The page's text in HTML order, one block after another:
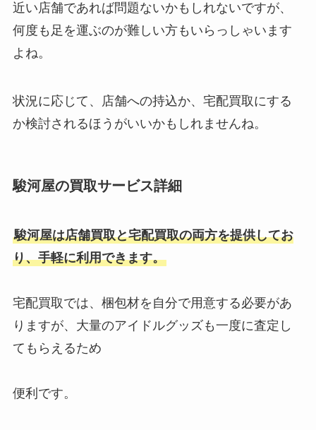
複して申し込めるかも調査
理由・不買運動まとめ！
ミからわかることは？安すぎると
言われる理由や評判なども調査！
高木雄也はどんな性格？身長や大
学などプロフィール・父親や実家
近い店舗であれば問題ないかもしれないですが、
何度も足を運ぶのが難しい方もいらっしゃいます
よね。
状況に応じて、店舗への持込か、宅配買取にする
か検討されるほうがいいかもしれませんね。
駿河屋の買取サービス詳細
駿河屋は店舗買取と宅配買取の両方を提供してお
り、手軽に利用できます。
宅配買取では、梱包材を自分で用意する必要があ
りますが、大量のアイドルグッズも一度に査定し
てもらえるため
便利です。